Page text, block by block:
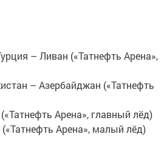
– Ливан («Татнефть Арена»,
– Азербайджан («Татнефть
Арена», главный лёд)
Арена», малый лёд)